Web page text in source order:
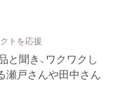
トを応援
と聞き、ワクワクし
瀬戸さんや田中さん